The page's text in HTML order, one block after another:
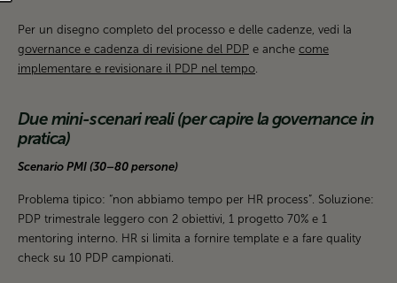
Per un disegno completo del processo e delle cadenze, vedi la
governance e cadenza di revisione del PDP e anche come
implementare e revisionare il PDP nel tempo.
Due mini-scenari reali (per capire la governance in
pratica)
Scenario PMI (30–80 persone)
Problema tipico: “non abbiamo tempo per HR process”. Soluzione:
PDP trimestrale leggero con 2 obiettivi, 1 progetto 70% e 1
mentoring interno. HR si limita a fornire template e a fare quality
check su 10 PDP campionati.